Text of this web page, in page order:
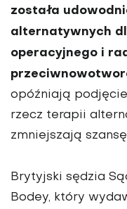
została
alternatywnych
operacyjnego i
opóźniają
rzecz terapii
zmniejszają
Brytyjski sędzia
Bodey, który